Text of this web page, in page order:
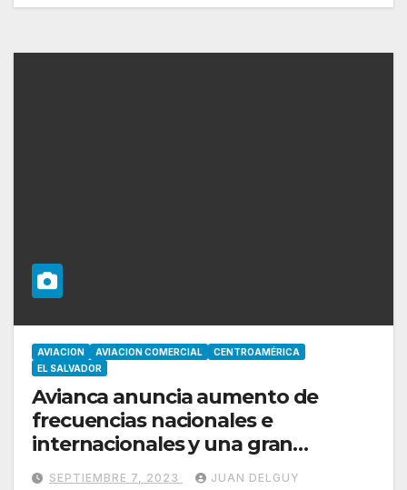
AVIACION AVIACION COMERCIAL
CENTROAMÉRICA
EL SALVADOR
Avianca anuncia aumento de
frecuencias nacionales e
internacionales y una gran
inversión
SEPTIEMBRE 7, 2023 JUAN DELGUY